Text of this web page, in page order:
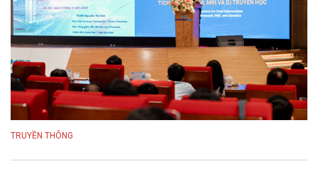
TRUYỀN THÔNG